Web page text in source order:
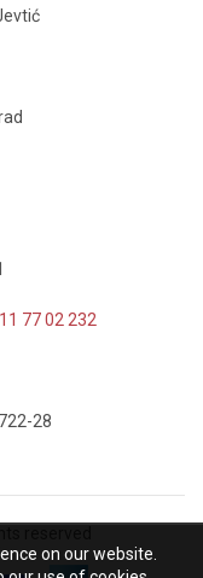
77 02 232
28
on our website.